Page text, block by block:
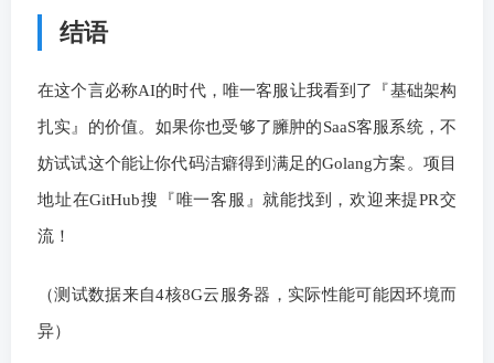
结语
在这个言必称AI的时代，唯一客服让我看到了『基础架构
扎实』的价值。如果你也受够了臃肿的SaaS客服系统，不
妨试试这个能让你代码洁癖得到满足的Golang方案。项目
地址在GitHub搜『唯一客服』就能找到，欢迎来提PR交
流！
（测试数据来自4核8G云服务器，实际性能可能因环境而
异）